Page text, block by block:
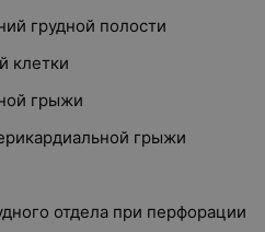
грудной полости
клетки
грыжи
грыжи
отдела при перфорации